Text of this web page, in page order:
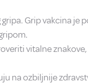
Grip vakcina je
vitalne
na ozbiljnije